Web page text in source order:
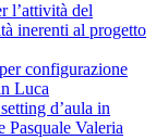
l’attività del
inerenti al progetto
configurazione
Luca
d’aula in
Valeria